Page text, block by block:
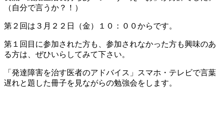
（自分で言うか？！）
第２回は３月２２日（金）１０：００からです。
第１回目に参加された方も、参加されなかった方も興味のあ
る方は、ぜひいらしてみて下さい。
「発達障害を治す医者のアドバイス」スマホ・テレビで言葉
遅れと題した冊子を見ながらの勉強会をします。